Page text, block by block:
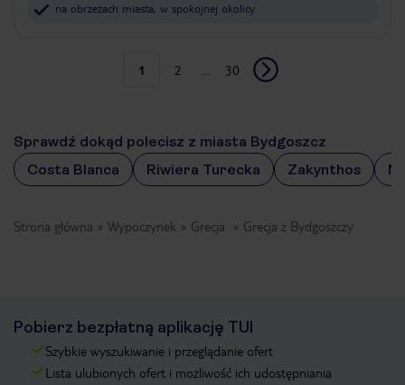
na obrzeżach miasta, w spokojnej okolicy
1 2 30
Sprawdź dokąd polecisz z miasta Bydgoszcz
Costa Blanca
Riwiera Turecka Zakynthos
Strona główna Wypoczynek Grecja Grecja z Bydgoszczy
Pobierz bezpłatną aplikację TUI
Szybkie wyszukiwanie i przeglądanie ofert
Lista ulubionych ofert i możliwość ich udostępniania